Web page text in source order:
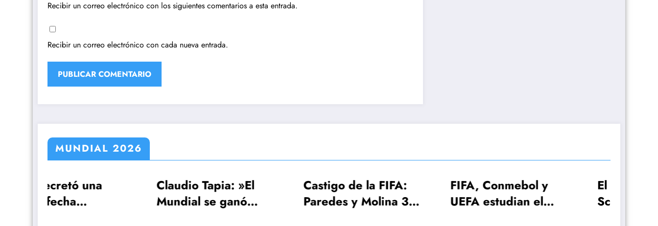
Recibir un correo electrónico con los siguientes comentarios a esta entrada.
Recibir un correo electrónico con cada nueva entrada.
MUNDIAL 2026
Claudio Tapia: »El
Mundial se ganó
Castigo de la FIFA:
Paredes y Molina 3
FIFA, Conmebol y
UEFA estudian el
El plan de Lionel
Scaloni para el